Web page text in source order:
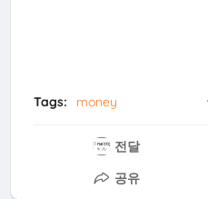
Tags: money
전달
공유